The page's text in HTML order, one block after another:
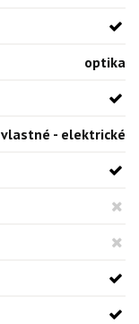
optika
vlastné - elektrické